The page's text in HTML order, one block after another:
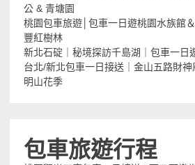
公 & 青塘園
桃園包車旅遊│包車一日遊桃園水族館
豐紅樹林
新北石碇｜秘境探訪千島湖｜包車一日
台北/新北包車一日接送｜金山五路財
明山花季
包車旅遊行程